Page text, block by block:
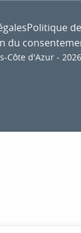
Côte d'Azur - 2026
Politique
du